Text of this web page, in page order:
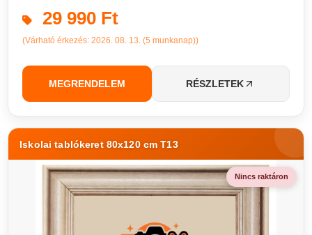
29 990 Ft
(Várható érkezés: 2026. 08. 13. (5 munkanap))
MEGRENDELEM RÉSZLETEK
Iskolai tablókeret 80x120 cm T13
Nincs raktáron